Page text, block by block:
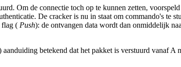
Om de connectie toch op te kunnen zetten,
De cracker is nu in staat om commando's te
flag ( Push): de ontvangen data wordt dan onmiddelijk
betekend dat het pakket is verstuurd vanaf A